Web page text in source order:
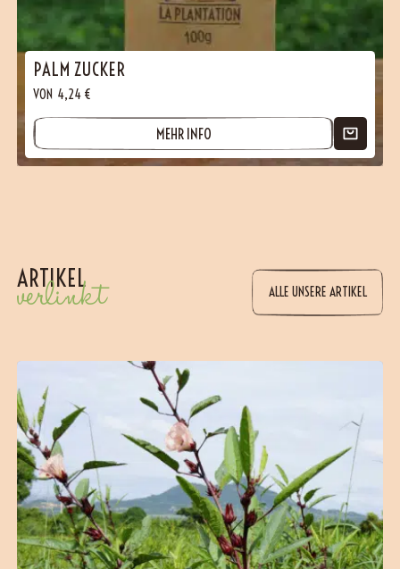
PALM ZUCKER
VON 4,24 €
MEHR INFO
ARTIKEL
verlinkt ALLE UNSERE ARTIKEL